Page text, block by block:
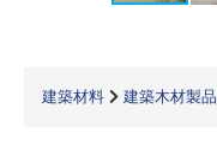
建築材料 建築木材製品